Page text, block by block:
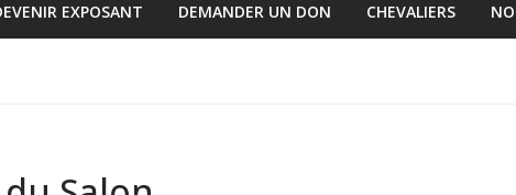
EXPOSANT DEMANDER UN DON CHEVALIERS